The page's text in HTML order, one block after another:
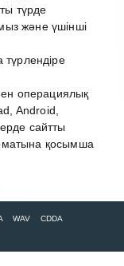
түрде
және үшінші
операциялық
Android,
сайтты
қосымша
WAV CDDA